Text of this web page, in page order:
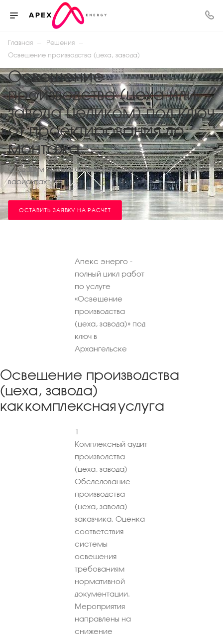
Главная — Решения —
Освещение производства (цеха, завода)
Освещение
производства (цеха или
завода целиком) под ключ
от проектирования до
монтажа
Создадим проект освещения, рассчитаем смету в 2-х
вариантах
ОСТАВИТЬ ЗАЯВКУ НА РАСЧЕТ
Апекс энерго -
полный цикл работ
по услуге
«Освещение
производства
(цеха, завода)» под
ключ в
Архангельске
Освещение производства
(цеха, завода)
как комплексная услуга
1
Комплексный аудит
производства
(цеха, завода)
Обследование
производства
(цеха, завода)
заказчика. Оценка
соответствия
системы
освещения
требованиям
нормативной
документации.
Мероприятия
направлены на
снижение